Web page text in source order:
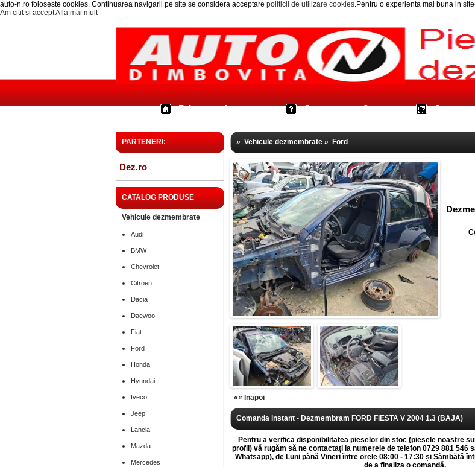
auto-n.ro foloseste cookies. Continuarea navigarii pe site se considera acceptare politicii de utilizare cookies.Pentru o experienta mai buna in
Am citit si acceptAfla mai mult
Prima pagina Cum cumpar? Cos
PARTENERI:
Dez.ro
CATALOG PRODUSE
Vehicule dezmembrate
Audi
BMW
Chevrolet
Citroen
Dacia
Daewoo
Fiat
Ford
Honda
Hyundai
Iveco
Jeep
Lancia
Mazda
Mercedes
» Vehicule dezmembrate » Ford
«« Inapoi
Comanda instant - Dezmembram FORD FIESTA V 2004 1.3 (BAJA)
Pentru a verifica disponibilitatea pieselor din stoc (piesele noastre
profil) vă rugăm să ne contactați la numerele de telefon 0729 881 546
Whatsapp), de Luni până Vineri între orele 08:00 - 17:30 și Sâmbătă
de a finaliza o comandă.